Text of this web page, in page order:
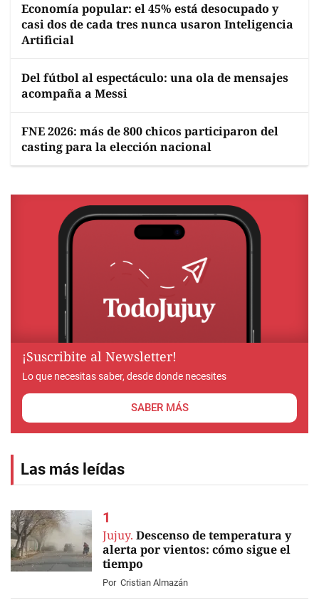
Economía popular: el 45% está desocupado y
casi dos de cada tres nunca usaron Inteligencia
Artificial
Del fútbol al espectáculo: una ola de mensajes
acompaña a Messi
FNE 2026: más de 800 chicos participaron del
casting para la elección nacional
¡Suscribite al Newsletter!
Lo que necesitas saber, desde donde necesites
SABER MÁS
Las más leídas
Jujuy. Descenso de temperatura y
alerta por vientos: cómo sigue el
tiempo
Por Cristian Almazán